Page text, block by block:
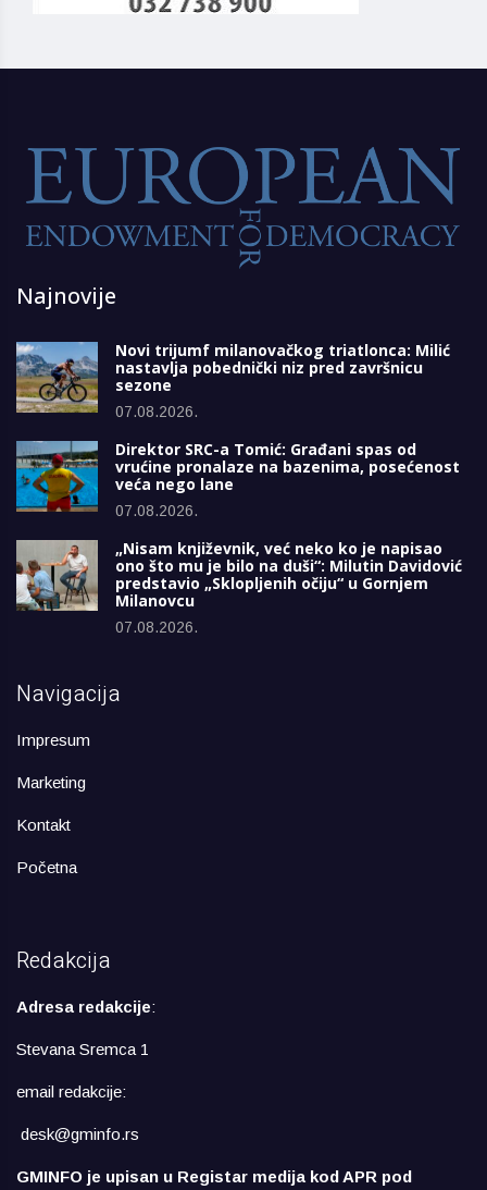
Najnovije
Novi trijumf milanovačkog triatlonca: Milić
nastavlja pobednički niz pred završnicu
sezone
07.08.2026.
Direktor SRC-a Tomić: Građani spas od
vrućine pronalaze na bazenima, posećenost
veća nego lane
07.08.2026.
„Nisam književnik, već neko ko je napisao
ono što mu je bilo na duši“: Milutin Davidović
predstavio „Sklopljenih očiju“ u Gornjem
Milanovcu
07.08.2026.
Navigacija
Impresum
Marketing
Kontakt
Početna
Redakcija
Adresa redakcije:
Stevana Sremca 1
email redakcije:
desk@gminfo.rs
GMINFO je upisan u Registar medija kod APR pod